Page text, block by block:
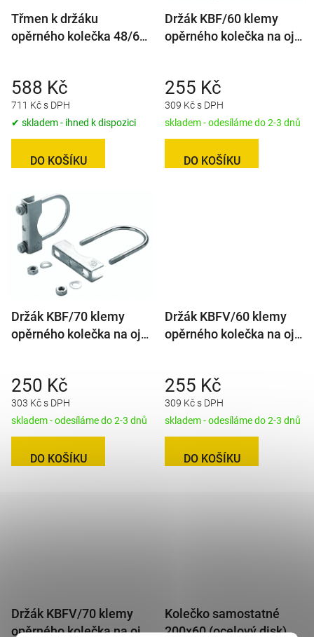
o
d
k
ů
Třmen k držáku
opěrného kolečka 48/60
Profi
711 Kč s DPH
588 Kč
✔ skladem - ihned k dispozici
DO KOŠÍKU
Držák KBF/60 klemy
opěrného kolečka na oj
309 Kč s DPH
255 Kč
skladem - odesíláme do 2-3 dnů
DO KOŠÍKU
Držák KBF/70 klemy
opěrného kolečka na oj
303 Kč s DPH
250 Kč
skladem - odesíláme do 2-3 dnů
DO KOŠÍKU
Držák KBFV/60 klemy
opěrného kolečka na oj
309 Kč s DPH
255 Kč
skladem - odesíláme do 2-3 dnů
DO KOŠÍKU
Držák KBFV/70 klemy
opěrného kolečka na oj
Kolečko samostatné
200x60 (ocelový disk)